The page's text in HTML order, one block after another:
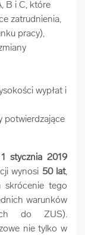
B i C, które
zatrudnienia,
pracy),
wypłat i
potwierdzające
stycznia 2019
wynosi 50 lat,
skrócenie tego
warunków
do ZUS).
nie tylko w